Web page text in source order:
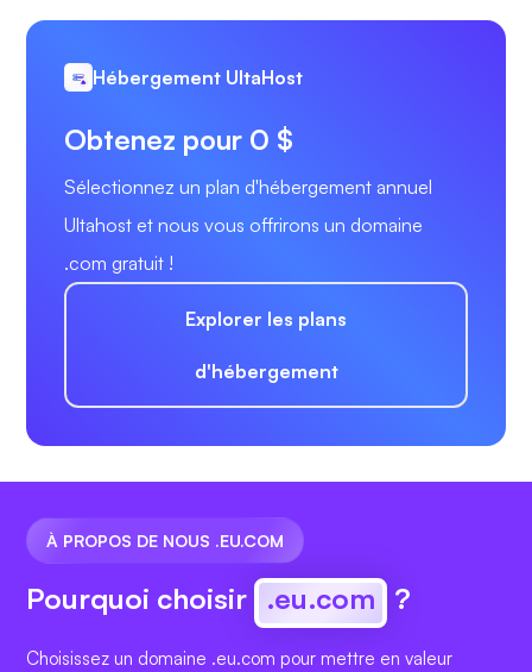
Hébergement UltaHost
Obtenez pour 0 $
Sélectionnez un plan d'hébergement annuel
Ultahost et nous vous offrirons un domaine
.com gratuit !
Explorer les plans
d'hébergement
À PROPOS DE NOUS .EU.COM
Pourquoi choisir .eu.com ?
Choisissez un domaine .eu.com pour mettre en valeur